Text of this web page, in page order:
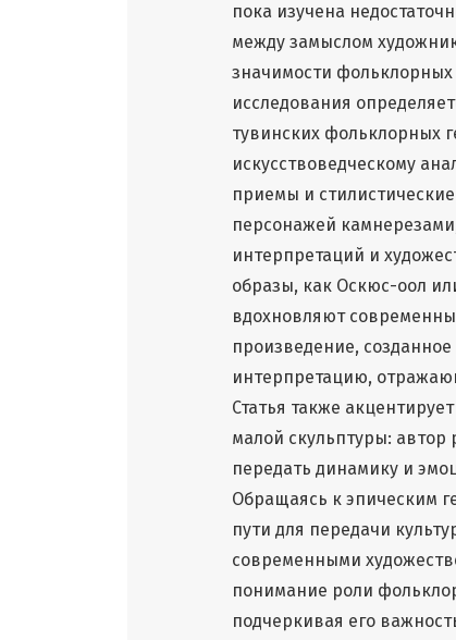
пока изучена
между замыслом
значимости
исследования
тувинских фольклорных
искусствоведческому
приемы и
персонажей
интерпретаций и
образы, как Оскюс-оол
вдохновляют
произведение,
интерпретацию,
Статья также
малой скульптуры:
передать динамику и
Обращаясь к эпическим
пути для передачи
современными
понимание роли
подчеркивая его